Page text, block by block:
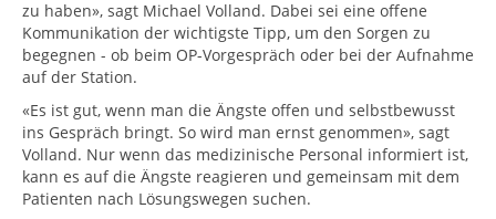
zu haben», sagt Michael Volland. Dabei sei eine offene
Kommunikation der wichtigste Tipp, um den Sorgen zu
begegnen - ob beim OP-Vorgespräch oder bei der Aufnahme
auf der Station.
«Es ist gut, wenn man die Ängste offen und selbstbewusst
ins Gespräch bringt. So wird man ernst genommen», sagt
Volland. Nur wenn das medizinische Personal informiert ist,
kann es auf die Ängste reagieren und gemeinsam mit dem
Patienten nach Lösungswegen suchen.